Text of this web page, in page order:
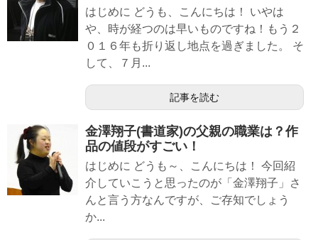
はじめに どうも、こんにちは！ いやは
や、時が経つのは早いものですね！もう２
０１６年も折り返し地点を過ぎました。 そ
して、７月...
記事を読む
金澤翔子(書道家)の父親の職業は？作
品の値段がすごい！
はじめに どうも～、こんにちは！ 今回紹
介していこうと思ったのが「金澤翔子」さ
んと言う方なんですが、ご存知でしょう
か...